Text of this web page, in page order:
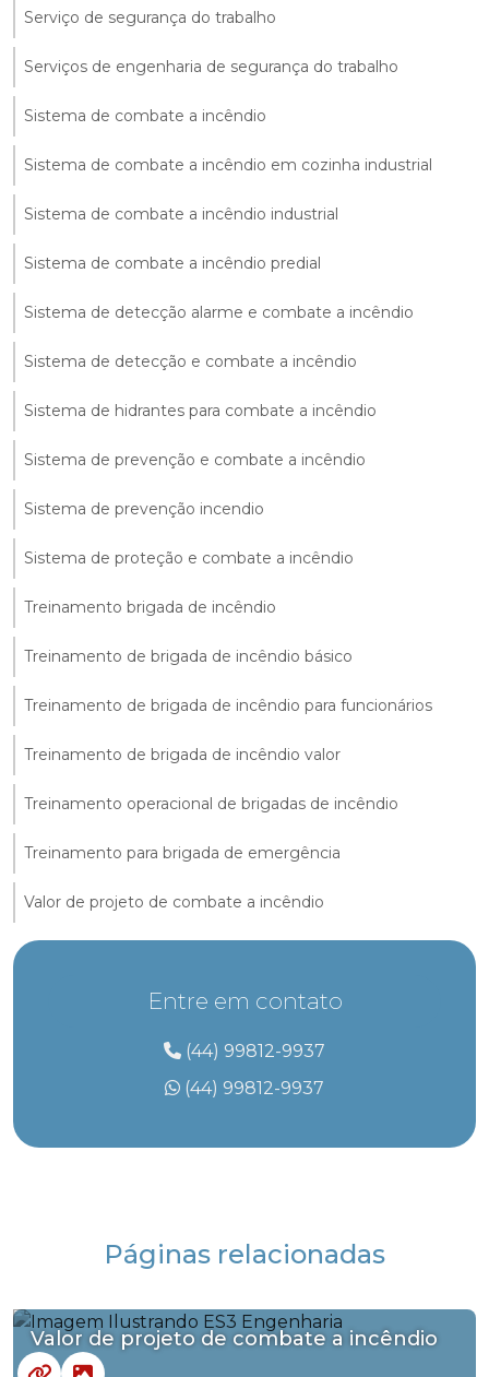
Serviço de segurança do trabalho
Serviços de engenharia de segurança do trabalho
Sistema de combate a incêndio
Sistema de combate a incêndio em cozinha industrial
Sistema de combate a incêndio industrial
Sistema de combate a incêndio predial
Sistema de detecção alarme e combate a incêndio
Sistema de detecção e combate a incêndio
Sistema de hidrantes para combate a incêndio
Sistema de prevenção e combate a incêndio
Sistema de prevenção incendio
Sistema de proteção e combate a incêndio
Treinamento brigada de incêndio
Treinamento de brigada de incêndio básico
Treinamento de brigada de incêndio para funcionários
Treinamento de brigada de incêndio valor
Treinamento operacional de brigadas de incêndio
Treinamento para brigada de emergência
Valor de projeto de combate a incêndio
Entre em contato
(44) 99812-9937
(44) 99812-9937
Páginas relacionadas
Valor de projeto de combate a incêndio